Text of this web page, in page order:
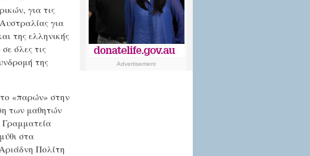
για τις
για
της ελληνικής
όλες τις
της
«παρών» στην
των μαθητών
Γραμματεία
στα
Πολίτη
Advertisement